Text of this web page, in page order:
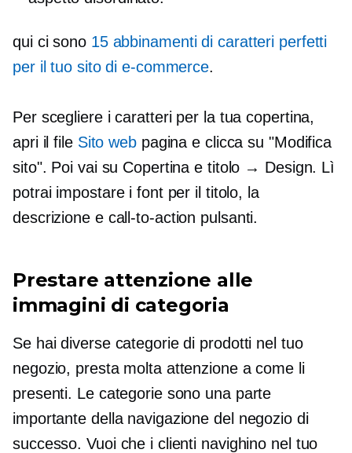
qui ci sono 15 abbinamenti di caratteri perfetti
per il tuo sito di e-commerce.
Per scegliere i caratteri per la tua copertina,
apri il file Sito webpagina e clicca su "Modifica
sito". Poi vai su Copertina e titolo → Design. Lì
potrai impostare i font per il titolo, la
descrizione e call-to-action pulsanti.
Prestare attenzione alle
immagini di categoria
Se hai diverse categorie di prodotti nel tuo
negozio, presta molta attenzione a come li
presenti. Le categorie sono una parte
importante della navigazione del negozio di
successo. Vuoi che i clienti navighino nel tuo